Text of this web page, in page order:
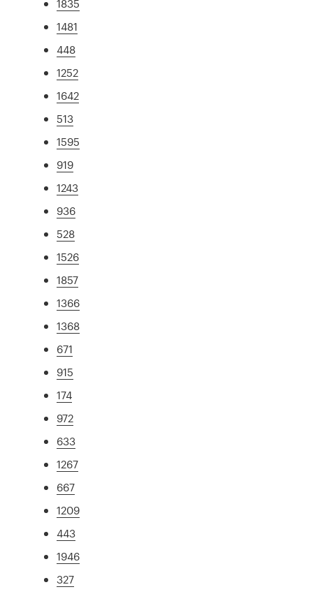
1835
1481
448
1252
1642
513
1595
919
1243
936
528
1526
1857
1366
1368
671
915
174
972
633
1267
667
1209
443
1946
327